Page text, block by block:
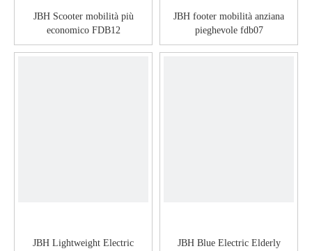
JBH Scooter mobilità più
economico FDB12
JBH footer mobilità anziana
pieghevole fdb07
JBH Lightweight Electric
JBH Blue Electric Elderly